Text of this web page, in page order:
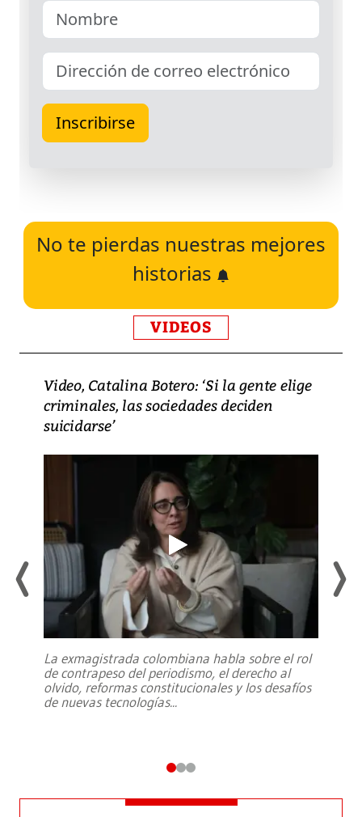
No te pierdas nuestras mejores
historias
VIDEOS
Video, Catalina Botero: ‘Si la gente elige
criminales, las sociedades deciden
suicidarse’
La exmagistrada colombiana habla sobre el rol
de contrapeso del periodismo, el derecho al
olvido, reformas constitucionales y los desafíos
de nuevas tecnologías...